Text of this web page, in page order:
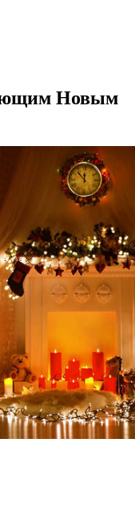
Новым